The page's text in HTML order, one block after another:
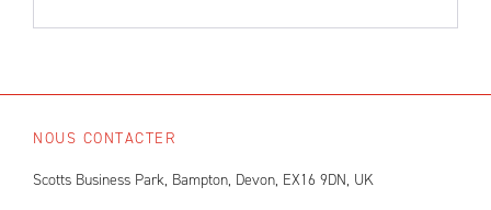
NOUS CONTACTER
Scotts Business Park, Bampton, Devon, EX16 9DN, UK